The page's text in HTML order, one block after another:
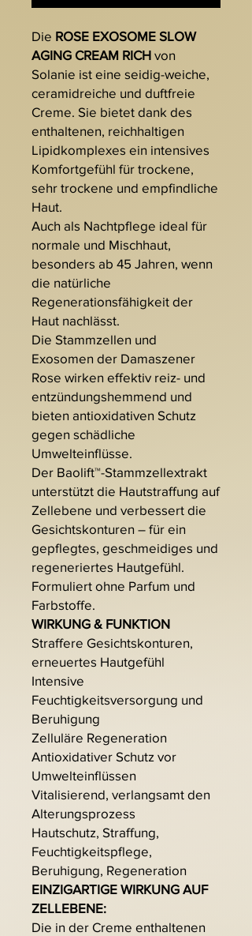
Die ROSE EXOSOME SLOW
AGING CREAM RICH von
Solanie ist eine seidig-weiche,
ceramidreiche und duftfreie
Creme. Sie bietet dank des
enthaltenen, reichhaltigen
Lipidkomplexes ein intensives
Komfortgefühl für trockene,
sehr trockene und empfindliche
Haut.
Auch als Nachtpflege ideal für
normale und Mischhaut,
besonders ab 45 Jahren, wenn
die natürliche
Regenerationsfähigkeit der
Haut nachlässt.
Die Stammzellen und
Exosomen der Damaszener
Rose wirken effektiv reiz- und
entzündungshemmend und
bieten antioxidativen Schutz
gegen schädliche
Umwelteinflüsse.
Der Baolift™-Stammzellextrakt
unterstützt die Hautstraffung auf
Zellebene und verbessert die
Gesichtskonturen – für ein
gepflegtes, geschmeidiges und
regeneriertes Hautgefühl.
Formuliert ohne Parfum und
Farbstoffe.
WIRKUNG & FUNKTION
Straffere Gesichtskonturen,
erneuertes Hautgefühl
Intensive
Feuchtigkeitsversorgung und
Beruhigung
Zelluläre Regeneration
Antioxidativer Schutz vor
Umwelteinflüssen
Vitalisierend, verlangsamt den
Alterungsprozess
Hautschutz, Straffung,
Feuchtigkeitspflege,
Beruhigung, Regeneration
EINZIGARTIGE WIRKUNG AUF
ZELLEBENE:
Die in der Creme enthaltenen